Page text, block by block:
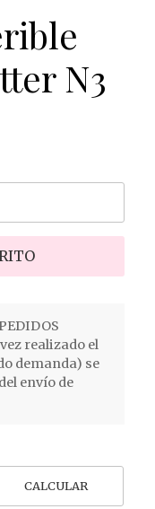
N3
realizado el
demanda) se
envío de
CALCULAR